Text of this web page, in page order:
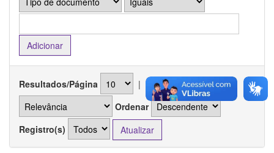
Resultados/Página | Ordenar registros por
Ordenar
Registro(s)